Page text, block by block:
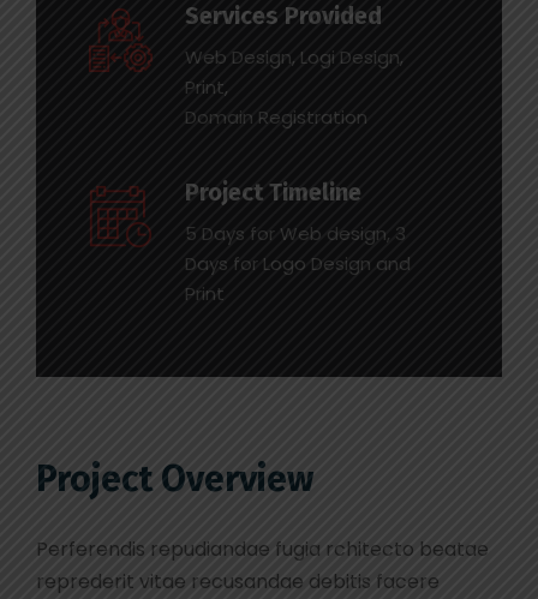
Services Provided
Web Design, Logi Design,
Print,
Domain Registration
Project Timeline
5 Days for Web design, 3
Days for Logo Design and
Print
Project Overview
Perferendis repudiandae fugia rchitecto beatae
reprederit vitae recusandae debitis facere